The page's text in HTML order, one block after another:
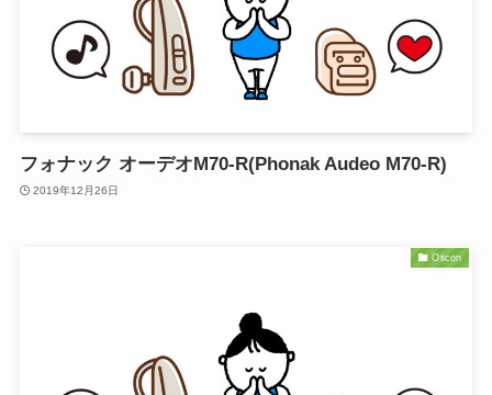
フォナック オーデオM70-R(Phonak Audeo M70-R)
2019年12月26日
Oticon